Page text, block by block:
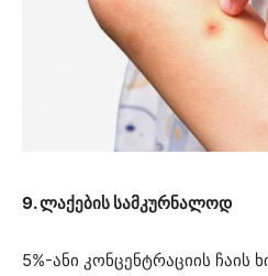
9. ლაქების სამკურნალოდ
5%-ანი კონცენტრაციის ჩაის